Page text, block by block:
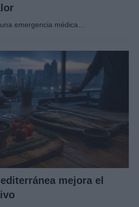
emergencia médica…
mejora el